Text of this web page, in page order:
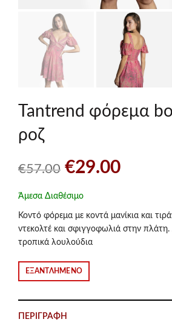
Tantrend φόρεμα
ροζ
€57.00 Original
price
was:
€57.00.
€29.00Η
τιμή
Άμεσα Διαθέσιμο
Κοντό φόρεμα με κοντά μανίκια και
ντεκολτέ και σφιγγοφωλιά στην
τροπικά λουλούδια
ΕΞΑΝΤΛΗΜΈΝΟ
ΠΕΡΙΓΡΑΦΉ